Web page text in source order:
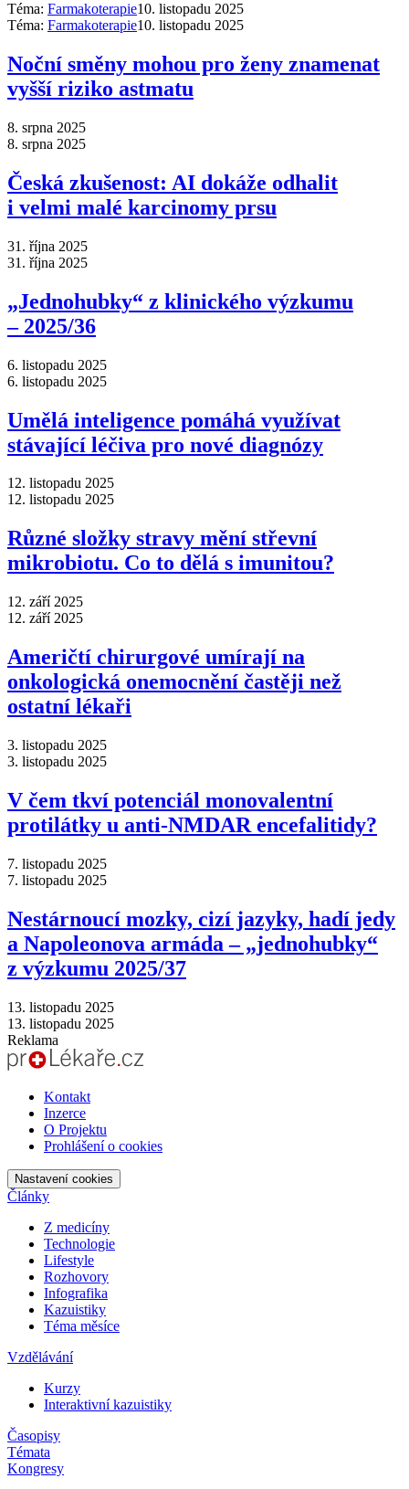
Téma: Farmakoterapie10. listopadu 2025
Téma: Farmakoterapie10. listopadu 2025
Noční směny mohou pro ženy znamenat
vyšší riziko astmatu
8. srpna 2025
8. srpna 2025
Česká zkušenost: AI dokáže odhalit
i velmi malé karcinomy prsu
31. října 2025
31. října 2025
„Jednohubky“ z klinického výzkumu
–⁠ 2025/36
6. listopadu 2025
6. listopadu 2025
Umělá inteligence pomáhá využívat
stávající léčiva pro nové diagnózy
12. listopadu 2025
12. listopadu 2025
Různé složky stravy mění střevní
mikrobiotu. Co to dělá s imunitou?
12. září 2025
12. září 2025
Američtí chirurgové umírají na
onkologická onemocnění častěji než
ostatní lékaři
3. listopadu 2025
3. listopadu 2025
V čem tkví potenciál monovalentní
protilátky u anti-NMDAR encefalitidy?
7. listopadu 2025
7. listopadu 2025
Nestárnoucí mozky, cizí jazyky, hadí jedy
a Napoleonova armáda –⁠ „jednohubky“
z výzkumu 2025/37
13. listopadu 2025
13. listopadu 2025
Reklama
Kontakt
Inzerce
O Projektu
Prohlášení o cookies
Nastavení cookies
Články
Z medicíny
Technologie
Lifestyle
Rozhovory
Infografika
Kazuistiky
Téma měsíce
Vzdělávání
Kurzy
Interaktivní kazuistiky
Časopisy
Témata
Kongresy